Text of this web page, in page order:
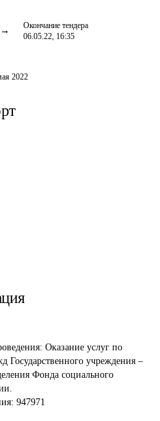
Окончание тендера
06.05.22, 16:35
2022
Оказание услуг по
учреждения –
Фонда социального
947971